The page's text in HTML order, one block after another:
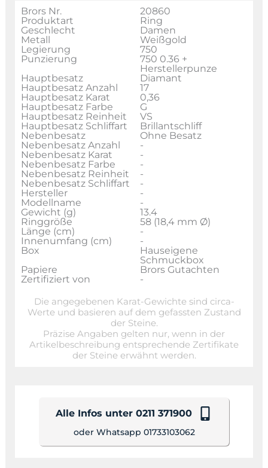
Brors Nr.
20860
Produktart
Ring
Geschlecht
Damen
Metall
Weißgold
Legierung
750
Punzierung
750 0.36 +
Herstellerpunze
Hauptbesatz
Diamant
Hauptbesatz Anzahl
17
Hauptbesatz Karat
0,36
Hauptbesatz Farbe
G
Hauptbesatz Reinheit
VS
Hauptbesatz Schliffart
Brillantschliff
Nebenbesatz
Ohne Besatz
Nebenbesatz Anzahl
-
Nebenbesatz Karat
-
Nebenbesatz Farbe
-
Nebenbesatz Reinheit
-
Nebenbesatz Schliffart
-
Hersteller
-
Modellname
-
Gewicht (g)
13.4
Ringgröße
58 (18,4 mm Ø)
Länge (cm)
-
Innenumfang (cm)
-
Box
Hauseigene
Schmuckbox
Papiere
Brors Gutachten
Zertifiziert von
-
Die angegebenen Karat-Gewichte sind circa-
Werte und basieren auf dem gefassten Zustand
der Steine.
Präzise Angaben gelten nur, wenn in der
Artikelbeschreibung entsprechende Zertifikate
der Steine erwähnt werden.
Alle Infos unter 0211 371900
oder Whatsapp 01733103062